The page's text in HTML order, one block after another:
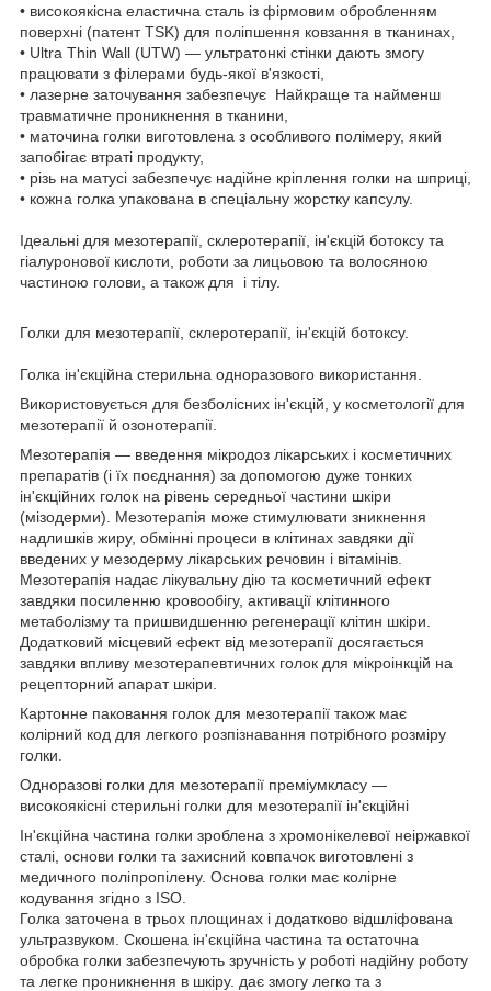
• високоякісна еластична сталь із фірмовим обробленням
поверхні (патент TSK) для поліпшення ковзання в тканинах,
• Ultra Thin Wall (UTW) — ультратонкі стінки дають змогу
працювати з філерами будь-якої в'язкості,
• лазерне заточування забезпечує Найкраще та найменш
травматичне проникнення в тканини,
• маточина голки виготовлена з особливого полімеру, який
запобігає втраті продукту,
• різь на матусі забезпечує надійне кріплення голки на шприці,
• кожна голка упакована в спеціальну жорстку капсулу.
Ідеальні для мезотерапії, склеротерапії, ін'єкцій ботоксу та
гіалуронової кислоти, роботи за лицьовою та волосяною
частиною голови, а також для і тілу.
Голки для мезотерапії, склеротерапії, ін'єкцій ботоксу.
Голка ін'єкційна стерильна одноразового використання.
Використовується для безболісних ін'єкцій, у косметології для
мезотерапії й озонотерапії.
Мезотерапія — введення мікродоз лікарських і косметичних
препаратів (і їх поєднання) за допомогою дуже тонких
ін'єкційних голок на рівень середньої частини шкіри
(мізодерми). Мезотерапія може стимулювати зникнення
надлишків жиру, обмінні процеси в клітинах завдяки дії
введених у мезодерму лікарських речовин і вітамінів.
Мезотерапія надає лікувальну дію та косметичний ефект
завдяки посиленню кровообігу, активації клітинного
метаболізму та пришвидшенню регенерації клітин шкіри.
Додатковий місцевий ефект від мезотерапії досягається
завдяки впливу мезотерапевтичних голок для мікроінкцій на
рецепторний апарат шкіри.
Картонне паковання голок для мезотерапії також має
колірний код для легкого розпізнавання потрібного розміру
голки.
Одноразові голки для мезотерапії преміумкласу —
високоякісні стерильні голки для мезотерапії ін'єкційні
Ін'єкційна частина голки зроблена з хромонікелевої неіржавкої
сталі, основи голки та захисний ковпачок виготовлені з
медичного поліпропілену. Основа голки має колірне
кодування згідно з ISO.
Голка заточена в трьох площинах і додатково відшліфована
ультразвуком. Скошена ін'єкційна частина та остаточна
обробка голки забезпечують зручність у роботі надійну роботу
та легке проникнення в шкіру. дає змогу легко та з